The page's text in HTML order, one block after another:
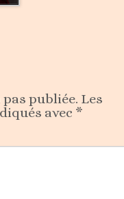
publiée. Les
avec *